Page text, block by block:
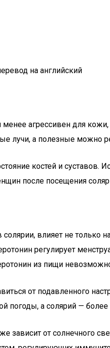
на английский
менее агрессивен для
лучи, а полезные можно
костей и
после посещения
влияет не только
регулирует
из пищи
от подавленного
погоды, а солярий — более
зависит от солнечного